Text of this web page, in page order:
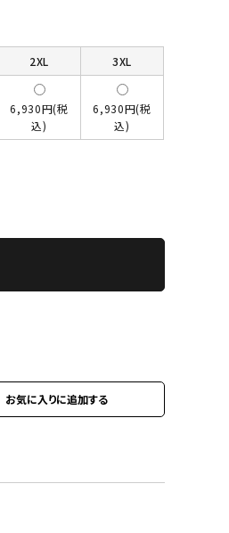
2XL 3XL
6,930円(税
込)
6,930円(税
込)